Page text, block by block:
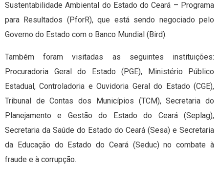
Sustentabilidade Ambiental do Estado do Ceará – Programa
para Resultados (PforR), que está sendo negociado pelo
Governo do Estado com o Banco Mundial (Bird).
Também foram visitadas as seguintes instituições:
Procuradoria Geral do Estado (PGE), Ministério Público
Estadual, Controladoria e Ouvidoria Geral do Estado (CGE),
Tribunal de Contas dos Municípios (TCM), Secretaria do
Planejamento e Gestão do Estado do Ceará (Seplag),
Secretaria da Saúde do Estado do Ceará (Sesa) e Secretaria
da Educação do Estado do Ceará (Seduc) no combate à
fraude e à corrupção.